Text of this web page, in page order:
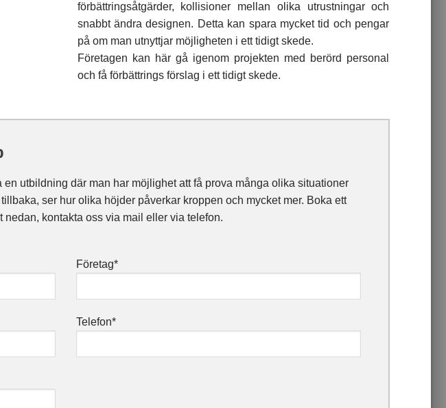
förbättringsåtgärder, kollisioner mellan olika utrustningar och
snabbt ändra designen. Detta kan spara mycket tid och pengar
på om man utnyttjar möjligheten i ett tidigt skede.
Företagen kan här gå igenom projekten med berörd personal
och få förbättrings förslag i ett tidigt skede.
utbildning där man har möjlighet att få prova många olika situationer
ser hur olika höjder påverkar kroppen och mycket mer. Boka ett
nedan, kontakta oss via mail eller via telefon.
Företag*
Telefon*